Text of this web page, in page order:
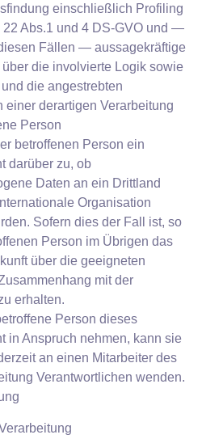
einschließlich Profiling
22 Abs.1 und 4 DS-GVO und —
Fällen — aussagekräftige
über die involvierte Logik sowie
die angestrebten
einer derartigen Verarbeitung
Person
betroffenen Person ein
darüber zu, ob
Daten an ein Drittland
Organisation
Sofern dies der Fall ist, so
Person im Übrigen das
über die geeigneten
mit der
erhalten.
Person dieses
in Anspruch nehmen, kann sie
an einen Mitarbeiter des
Verantwortlichen wenden.